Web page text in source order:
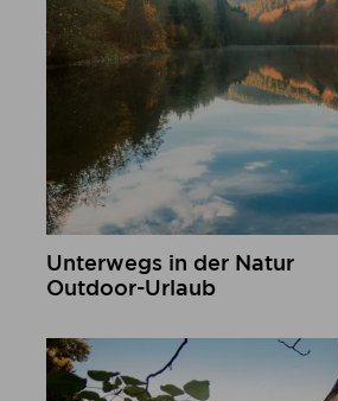
Unterwegs in der Natur
Outdoor-Urlaub